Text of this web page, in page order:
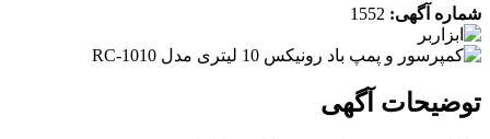
شماره آگهی: 1552
توضیحات آگهی